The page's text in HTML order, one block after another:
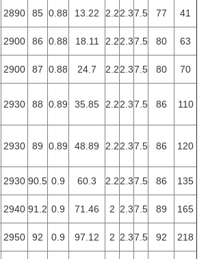
2890 85 0.88 13.22 2.22.37.5 77 41
2900 86 0.88 18.11 2.22.37.5 80 63
2900 87 0.88 24.7 2.22.37.5 80 70
2930 88 0.89 35.85 2.22.37.5 86 110
2930 89 0.89 48.89 2.22.37.5 86 120
2930 90.5 0.9 60.3 2.22.37.5 86 135
2940 91.2 0.9 71.46 2 2.37.5 89 165
2950 92 0.9 97.12 2 2.37.5 92 218